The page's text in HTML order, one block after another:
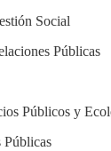
Social
Públicas
Públicos y
Públicas